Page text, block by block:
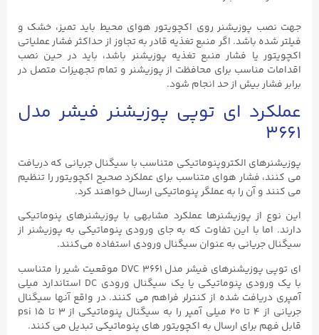
جهت نصب پوزیشنر روی اکچویتور هوای محیط باید تمیز، خشک و
فیلتر شده باشد. اگر منبع تغذیه قادر به تجاوز از حداکثر فشار عملیاتی
اکچویتور یا فشار منبع تغذیه پوزیشنر باشد، باید در حین نصب
اقدامات مناسب برای محافظت از پوزیشنر و تمام تجهیزات متصل در
برابر فشار بیش از حد انجام شود.
عملکرد ای توپی پوزیشنر فیشر مدل
۳۶۶۱
پوزیشنرهای الکتروپنوماتیکی متناسب با سیگنال جریانی که دریافت
می کنند، فشار هوای متناسب برای عملکرد صحیح اکچویتور را تنظیم
می کنند و آن را به عملگر پنوماتیکی ارسال خواهند کرد.
این نوع از پوزیشنرها عملکرد مشابهی با پوزیشنرهای پنوماتیکی
دارند. اما با این تفاوت که به جای ورودی پنوماتیکی به پوزیشنر از
سیگنال جریانی به‌ عنوان سیگنال ورودی استفاده می‌کنند.
ای توپی پوزیشنرهای فیشر مدل DVC ۳۶۶۱ موقعیت شیر را متناسب
با یک ورودی پنوماتیکی یا یک سیگنال ورودی DC استاندارد میلی
آمپری دریافت شده از کنترلر فراهم می کنند. در واقع آنها سیگنال
جریانی از ۴ تا ۲۰ میلی آمپر را به سیگنال پنوماتیکی از ۳ تا ۱۵ psi
قابل فهم برای ارسال به اکچویتور های پنوماتیکی تبدیل می کنند.